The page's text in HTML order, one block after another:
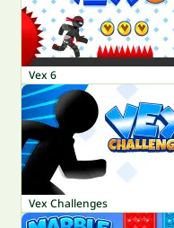
Vex 6
Vex Challenges